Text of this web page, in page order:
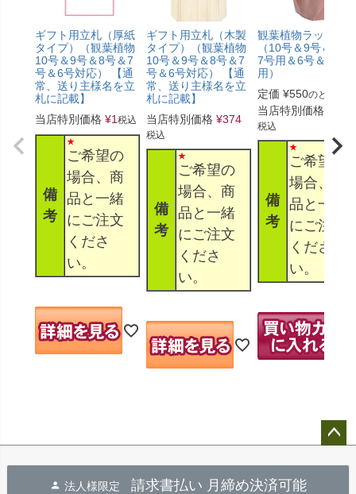
ギフト用立札（厚紙
タイプ）（観葉植物
10号＆9号＆8号＆7
号＆6号対応） 【通
常、送り主様名を立
札に記載】
当店特別価格 ¥1 税込
備
考
ご希望の
場合、商
品と一緒
にご注文
くださ
い。
ギフト用立札（木製
タイプ）（観葉植物
10号＆9号＆8号＆7
号＆6号対応） 【通
常、送り主様名を立
札に記載】
当店特別価格 ¥374
税込
備
考
ご希望の
場合、商
品と一緒
にご注文
くださ
い。
観葉植物ラッピン
（10号＆9号＆8号
7号用＆6号＆5号
用）
定価 ¥550のところ
当店特別価格
税込
備
考
ご希望の
場合、商
品と一緒
にご注文
くださ
い。
法人様限定 請求書払い 月締め決済可能